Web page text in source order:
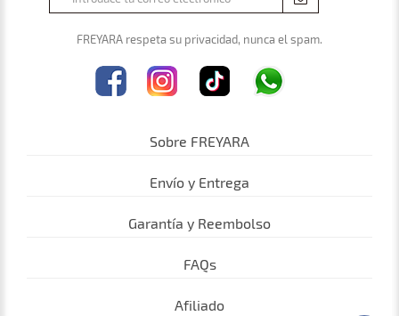
FREYARA respeta su privacidad, nunca el spam.
Sobre FREYARA
Envío y Entrega
Garantía y Reembolso
FAQs
Afiliado